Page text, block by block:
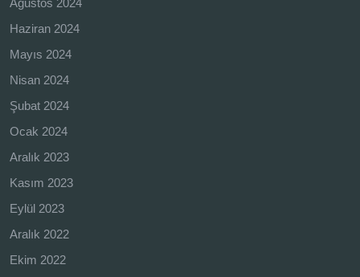
Haziran 2024
Mayıs 2024
Nisan 2024
Şubat 2024
Ocak 2024
Aralık 2023
Kasım 2023
Eylül 2023
Aralık 2022
Ekim 2022